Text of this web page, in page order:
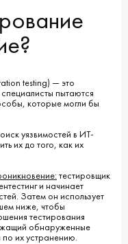
testing) — это
пытаются
которые могли бы
уязвимостей в ИТ-
их до того, как их
тестировщик
и начинает
Затем он использует
ниже, чтобы
тестирования
обнаруженные
по их устранению.